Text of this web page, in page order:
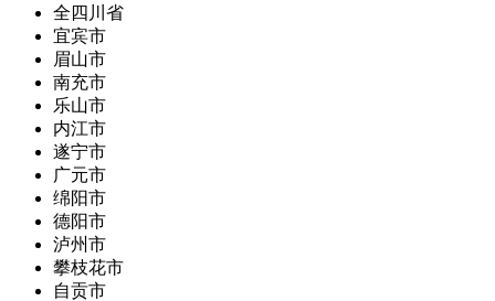
全四川省
宜宾市
眉山市
南充市
乐山市
内江市
遂宁市
广元市
绵阳市
德阳市
泸州市
攀枝花市
自贡市